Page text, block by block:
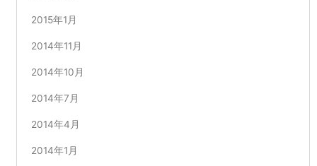
2015年1月
2014年11月
2014年10月
2014年7月
2014年4月
2014年1月